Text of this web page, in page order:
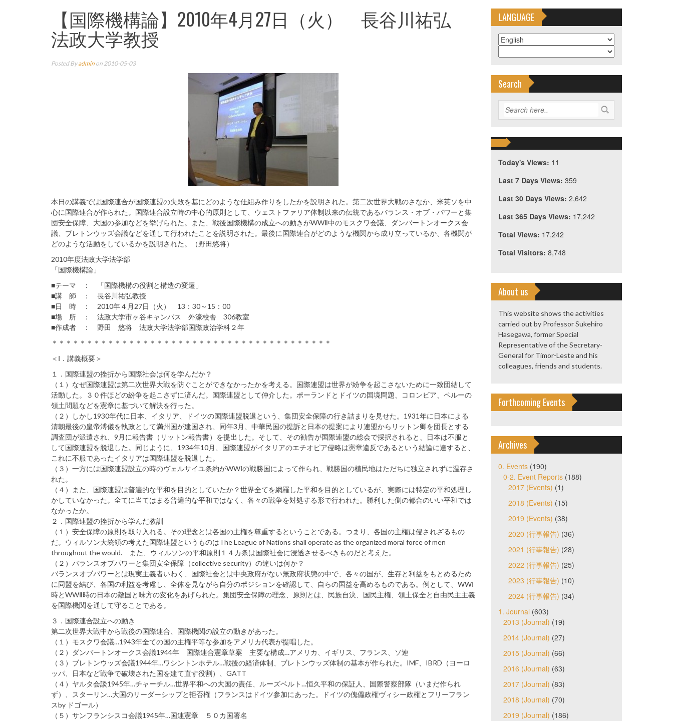
【国際機構論】2010年4月27日（火） 長谷川祐弘
法政大学教授
Posted Byadmin on 2010-05-03
本日の講義では国際連合が国際連盟の失敗を基にどのような仕組み作りをしたかを説明された。第二次世界大戦のさなか、米英ソを中
心に国際連合が作られた。国際連合設立時の中心的原則として、ウェストファリア体制以来の伝統であるバランス・オブ・パワーと集
団安全保障、大国の参加などを挙げられた。また、戦後国際機構の成立への動きがWWⅡ中のモスクワ会議、ダンバートンオークス会
議、ブレトンウッズ会議などを通して行われたことを説明された。最後に国際連合がどのような機関から成り立っているか、各機関が
どのような活動をしているかを説明された。（野田悠将）
2010年度法政大学法学部
「国際機構論」
■テーマ ： 「国際機構の役割と構造の変遷」
■講 師 ： 長谷川祐弘教授
■日 時 ： 2010年４月27日（火） 13：30～15：00
■場 所 ： 法政大学市ヶ谷キャンパス 外濠校舎 306教室
■作成者 ： 野田 悠将 法政大学法学部国際政治学科２年
＊＊＊＊＊＊＊＊＊＊＊＊＊＊＊＊＊＊＊＊＊＊＊＊＊＊＊＊＊＊＊＊＊＊＊＊＊＊＊＊
＜Ⅰ．講義概要＞
１．国際連盟の挫折から国際社会は何を学んだか？
（１）なぜ国際連盟は第二次世界大戦を防ぐことができなかったかを考える。国際連盟は世界が紛争を起こさないために一致団結して
活動した。３０件ほどの紛争を起こさずに済んだ。国際連盟として仲介した。ポーランドとドイツの国境問題、コロンビア、ペルーの
領土問題などを憲章に基づいて解決を行った。
（２）しかし1930年代に日本、イタリア、ドイツの国際連盟脱退という、集団安全保障の行き詰まりを見せた。1931年に日本による
清朝最後の皇帝溥儀を執政として満州国が建国され、同年3月、中華民国の提訴と日本の提案により連盟からリットン卿を団長とする
調査団が派遣され、9月に報告書（リットン報告書）を提出した。そして、その勧告が国際連盟の総会で採択されると、日本は不服と
して国際連盟を脱退した。同じように、1934年10月、国際連盟がイタリアのエチオピア侵略は憲章違反であるという結論に達すると、
これに不服であったイタリアは国際連盟を脱退した。
（３）一方には国際連盟設立の時のヴェルサイユ条約がWWⅠの戦勝国によって作られ、戦勝国の植民地はただちに独立されずに温存さ
れた。
（４）また、国際連盟は普遍的な平和を目的としていたか？世界全てを網羅した平和を目的としているが、実際には特定の平和処理し
かしていなかった。全てに当てはまる普遍的な平和ではなく、各々の戦争を対処する形で行われた。勝利した側の都合のいい平和では
なかったか。
２．国際連盟の挫折から学んだ教訓
（１）安全保障の原則を取り入れる。その理念とは各国の主権を尊重するということである。つまり、各国の主権は侵されざるもの
だ。ウィルソン大統領の考えた国際連盟というものはThe League of Nations shall operate as the organized moral force of men
throughout the would. また、ウィルソンの平和原則１４カ条は国際社会に浸透させるべきものだと考えた。
（２）バランスオブパワーと集団安全保障（collective security）の違いは何か？
バランスオブパワーとは現実主義者いわく、国際社会とは中央政府がない無政府状態の中で、各々の国が、生存と利益をもとめるため
に同盟を結び、各国の利益を考慮し、全体を見ながら自分のポジションを確認して、自らの国益を高めるものである。例として、WWⅠ
時とWWⅡ時の日本の敵国と味方の変化をあげられた。集団安全保障の理念、原則とは、民族自決、国民主権、領土保全と自由民主主義
を国際機関を通して守ることである。
３．国際連合設立への動き
第二次世界大戦中から戦後の国際連合、国際機関の設立の動きがあった。
（１）モスクワ会議…1943年全ての国の主権平等な参加をアメリカ代表が提唱した。
（２）ダンバートンオークス会議1944年 国際連合憲章草案 主要な構成…アメリカ、イギリス、フランス、ソ連
（３）ブレトンウッズ会議1944年…ワシントンホテル…戦後の経済体制、ブレトンウッズ体制の基本が作られた。IMF、IBRD（ヨーロ
ッパ、日本など戦争で破壊された国を建て直す役割）、GATT
（４）ヤルタ会談1945年…チャーチル…世界平和への大国の責任、ルーズベルト…恒久平和の保証人、国際警察部隊（いまだ作られ
ず）、スターリン…大国のリーダーシップと拒否権（フランスはドイツ参加にあった。ドイツの傀儡政権ヴィシー政権とフリーフラン
スby ドゴール）
（５）サンフランシスコ会議1945年…国連憲章 ５０カ国署名
LANGUAGE
Search
Today's Views: 11
Last 7 Days Views: 359
Last 30 Days Views: 2,642
Last 365 Days Views: 17,242
Total Views: 17,242
Total Visitors: 8,748
About us
This website shows the activities
carried out by Professor Sukehiro
Hasegawa, former Special
Representative of the Secretary-
General for Timor-Leste and his
colleagues, friends and students.
Forthcoming Events
Archives
0. Events(190)
0-2. Event Reports(188)
2017 (Events) (1)
2018 (Events) (15)
2019 (Events) (38)
2020 (行事報告) (36)
2021 (行事報告) (28)
2022 (行事報告) (25)
2023 (行事報告) (10)
2024 (行事報告) (34)
1. Journal (603)
2013 (Journal) (19)
2014 (Journal) (27)
2015 (Journal) (66)
2016 (Journal) (63)
2017 (Journal) (83)
2018 (Journal) (70)
2019 (Journal) (186)